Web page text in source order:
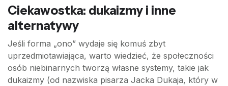
Ciekawostka: dukaizmy i inne
alternatywy
Jeśli forma „ono” wydaje się komuś zbyt
uprzedmiotawiająca, warto wiedzieć, że społeczności
osób niebinarnych tworzą własne systemy, takie jak
dukaizmy (od nazwiska pisarza Jacka Dukaja, który w